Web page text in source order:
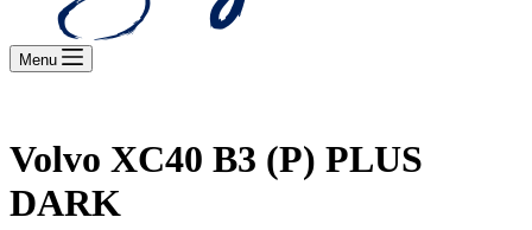
Menu
Volvo XC40 B3 (P) PLUS
DARK